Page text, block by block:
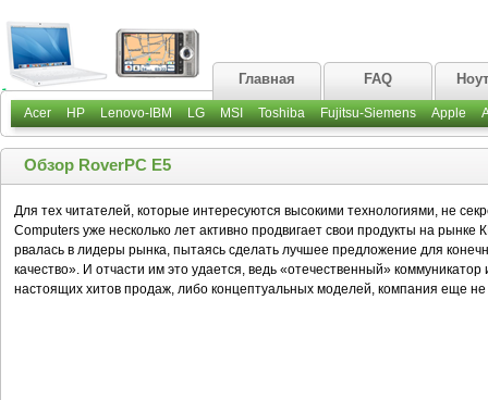
Главная FAQ
Acer HP Lenovo-IBM LG MSI Toshiba Fujitsu-Siemens Apple
Обзор RoverPC E5
Для тех читателей, которые интересуются высокими технологиями, не
Computers уже несколько лет активно продвигает свои продукты на рынке
рвалась в лидеры рынка, пытаясь сделать лучшее предложение для
качество». И отчасти им это удается, ведь «отечественный»
настоящих хитов продаж, либо концептуальных моделей, компания еще не